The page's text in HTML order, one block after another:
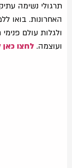
תרגולי נשימה
האחרונות. בואו
ולגלות עולם
ועוצמה. לחצו